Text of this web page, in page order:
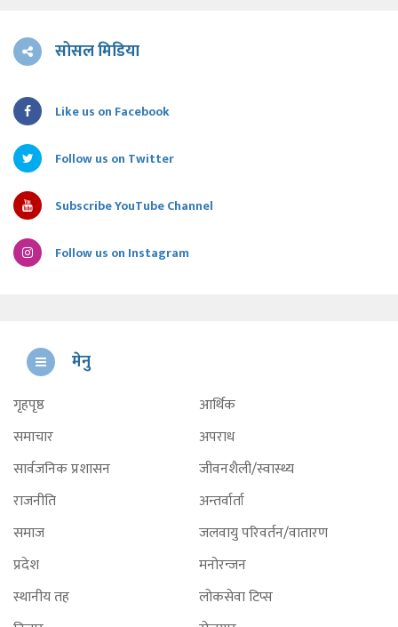
सोसल मिडिया
Like us on Facebook
Follow us on Twitter
Subscribe YouTube Channel
Follow us on Instagram
मेनु
गृहपृष्ठ
समाचार
सार्वजनिक प्रशासन
राजनीति
समाज
प्रदेश
स्थानीय तह
आर्थिक
अपराध
जीवनशैली/स्वास्थ्य
अन्तर्वार्ता
जलवायु परिवर्तन/वातारण
मनोरन्जन
लोकसेवा टिप्स